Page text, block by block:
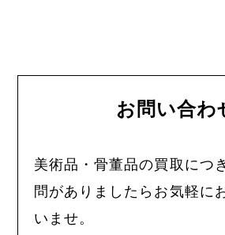
お問い合わ
美術品・骨董品の買取につ
問がありましたらお気軽に
いませ。